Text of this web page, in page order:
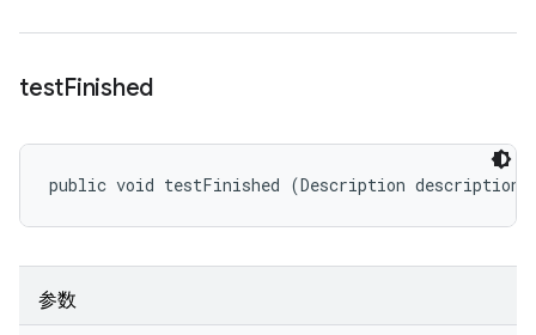
testFinished
public void testFinished (Description description)
参数